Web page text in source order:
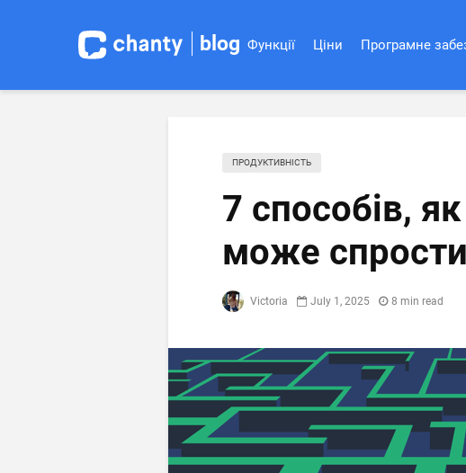
blog Функції Ціни Програмне
ПРОДУКТИВНІСТЬ
7 способів,
може
Victoria July 1, 2025 8 min read